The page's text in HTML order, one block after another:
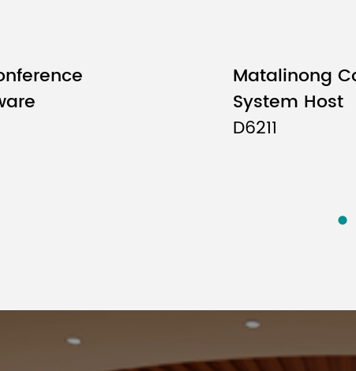
Matalinong
System Host
D6211